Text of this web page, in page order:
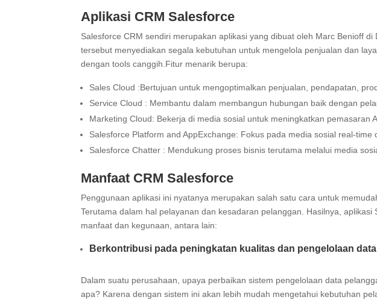
Aplikasi CRM Salesforce
Salesforce CRM sendiri merupakan aplikasi yang dibuat oleh Marc Benioff
tersebut menyediakan segala kebutuhan untuk mengelola penjualan dan
dengan tools canggih.Fitur menarik berupa:
Sales Cloud :Bertujuan untuk mengoptimalkan penjualan, pendapatan,
Service Cloud : Membantu dalam membangun hubungan baik dengan
Marketing Cloud: Bekerja di media sosial untuk meningkatkan pemasaran
Salesforce Platform and AppExchange: Fokus pada media sosial real-time
Salesforce Chatter : Mendukung proses bisnis terutama melalui media
Manfaat CRM Salesforce
Penggunaan aplikasi ini nyatanya merupakan salah satu cara untuk
Terutama dalam hal pelayanan dan kesadaran pelanggan. Hasilnya,
manfaat dan kegunaan, antara lain:
Berkontribusi pada peningkatan kualitas dan pengelolaan
Dalam suatu perusahaan, upaya perbaikan sistem pengelolaan data
apa? Karena dengan sistem ini akan lebih mudah mengetahui kebutuhan